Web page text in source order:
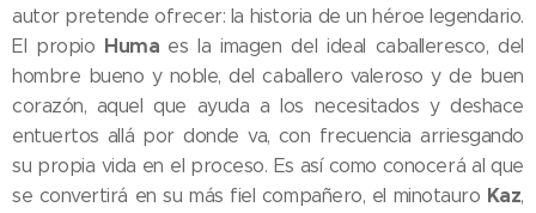
autor pretende ofrecer: la historia de un héroe legendario.
El propio Huma es la imagen del ideal caballeresco, del
hombre bueno y noble, del caballero valeroso y de buen
corazón, aquel que ayuda a los necesitados y deshace
entuertos allá por donde va, con frecuencia arriesgando
su propia vida en el proceso. Es así como conocerá al que
se convertirá en su más fiel compañero, el minotauro Kaz,